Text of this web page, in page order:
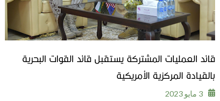
قائد العمليات المشتركة يستقبل قائد القوات البحرية
بالقيادة المركزية الأمريكية
3 مايو 2023